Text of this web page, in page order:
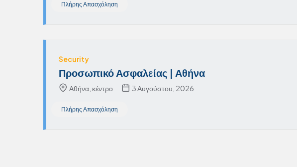
Πλήρης Απασχόληση
Security
Προσωπικό Ασφαλείας | Αθήνα
Αθήνα, κέντρο 3 Αυγούστου, 2026
Πλήρης Απασχόληση